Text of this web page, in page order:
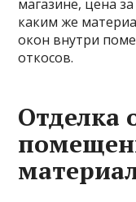
магазине, цена
каким же
окон внутри
откосов.
Отделка